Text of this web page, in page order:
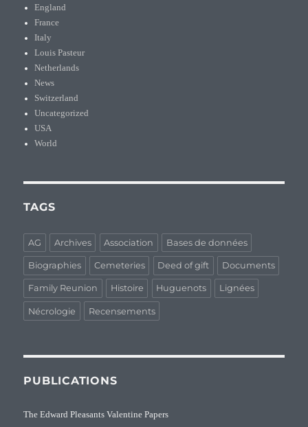
England
France
Italy
Louis Pasteur
Netherlands
News
Switzerland
Uncategorized
USA
World
TAGS
AG Archives Association Bases de données
Biographies Cemeteries Deed of gift Documents
Family Reunion Histoire Huguenots Lignées
Nécrologie Recensements
PUBLICATIONS
The Edward Pleasants Valentine Papers